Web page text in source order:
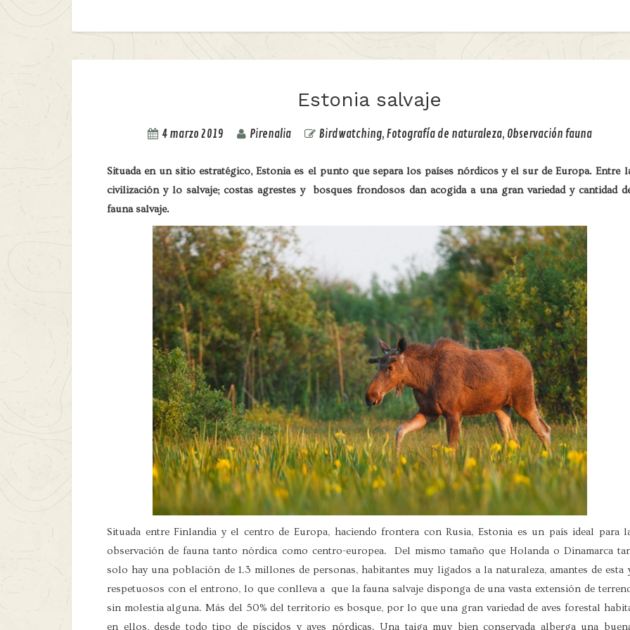
Estonia salvaje
4 marzo 2019 Pirenalia Birdwatching, Fotografía de naturaleza, Observación fauna
Situada en un sitio estratégico, Estonia es el punto que separa los países nórdicos y el sur de Europa. Entre
civilización y lo salvaje; costas agrestes y bosques frondosos dan acogida a una gran variedad y cantidad
fauna salvaje.
Situada entre Finlandia y el centro de Europa, haciendo frontera con Rusia, Estonia es un país ideal para
observación de fauna tanto nórdica como centro-europea. Del mismo tamaño que Holanda o Dinamarca
solo hay una población de 1.3 millones de personas, habitantes muy ligados a la naturaleza, amantes de esta
respetuosos con el entrono, lo que conlleva a que la fauna salvaje disponga de una vasta extensión de
sin molestia alguna. Más del 50% del territorio es bosque, por lo que una gran variedad de aves forestal
en ellos, desde todo tipo de píscidos y aves nórdicas. Una taiga muy bien conservada alberga una